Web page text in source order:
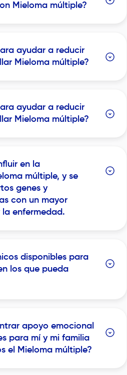
Mieloma múltiple?
ayudar a reducir
Mieloma múltiple?
ayudar a reducir
Mieloma múltiple?
en la
múltiple, y se
genes y
con un mayor
enfermedad.
disponibles para
los que pueda
apoyo emocional
para mí y mi familia
el Mieloma múltiple?